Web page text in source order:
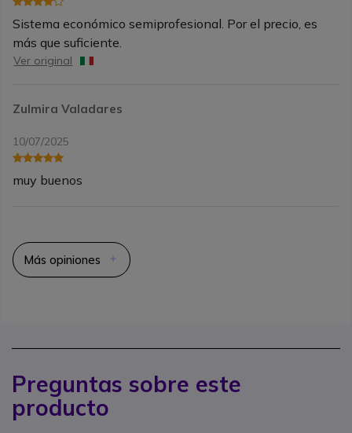
Sistema económico semiprofesional. Por el precio, es
más que suficiente.
Ver original
Zulmira Valadares
10/07/2025
muy buenos
Más opiniones
Preguntas sobre este
producto